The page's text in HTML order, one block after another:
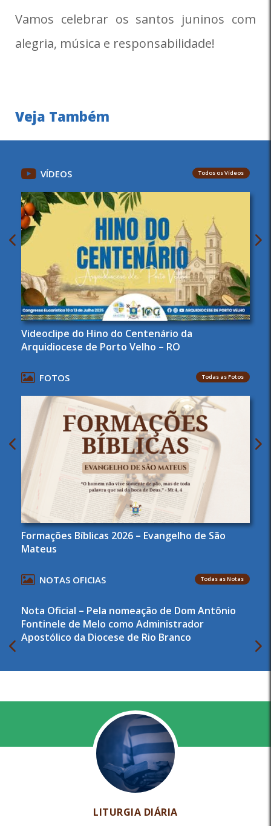
Vamos celebrar os santos juninos com
alegria, música e responsabilidade!
Veja Também
VÍDEOS Todos os Vídeos
Videoclipe do Hino do Centenário da
Arquidiocese de Porto Velho – RO
FOTOS Todas as Fotos
Formações Bíblicas 2026 – Evangelho de São
Mateus
NOTAS OFICIAS Todas as Notas
Nota Oficial – Pela nomeação de Dom Antônio
Fontinele de Melo como Administrador
Apostólico da Diocese de Rio Branco
LITURGIA DIÁRIA